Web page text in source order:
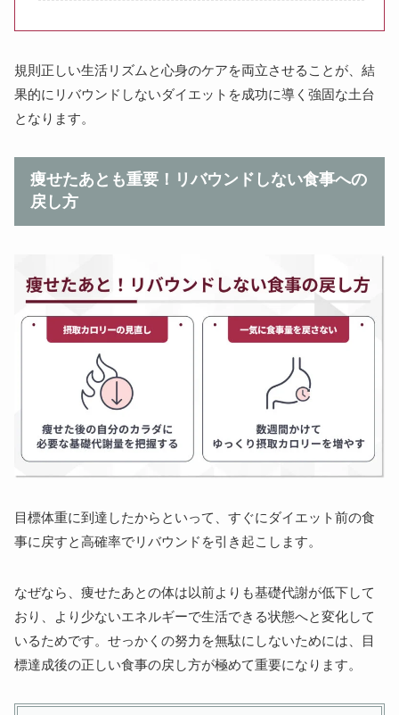
規則正しい生活リズムと心身のケアを両立させることが、結
果的にリバウンドしないダイエットを成功に導く強固な土台
となります。
痩せたあとも重要！リバウンドしない食事への
戻し方
目標体重に到達したからといって、すぐにダイエット前の食
事に戻すと高確率でリバウンドを引き起こします。
なぜなら、痩せたあとの体は以前よりも基礎代謝が低下して
おり、より少ないエネルギーで生活できる状態へと変化して
いるためです。せっかくの努力を無駄にしないためには、目
標達成後の正しい食事の戻し方が極めて重要になります。